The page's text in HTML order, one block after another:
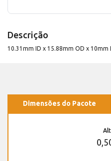
Descrição
10.31mm ID x 15.88mm OD x 10mm
Dimensões do Pacote